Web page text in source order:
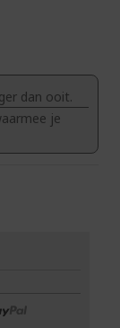
dan ooit.
je